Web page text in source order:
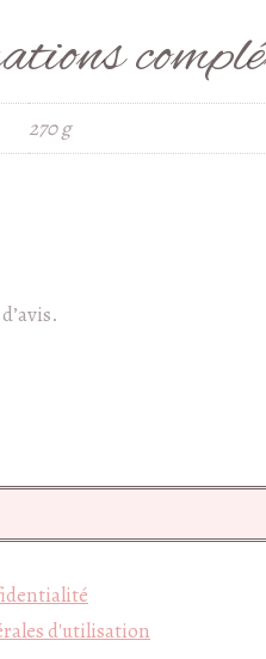
270 g
d'utilisation